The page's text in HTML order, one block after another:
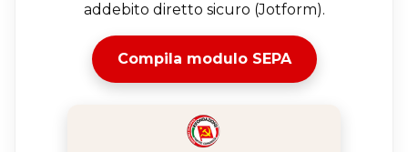
addebito diretto sicuro (Jotform).
Compila modulo SEPA